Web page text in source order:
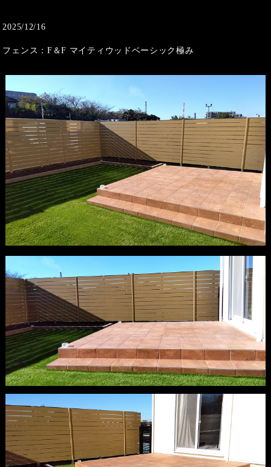
2025/12/16
フェンス：F＆F マイティウッドベーシック極み